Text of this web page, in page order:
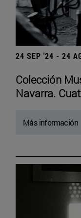
24 SEP '24 - 24
Colección
Navarra.
Más información